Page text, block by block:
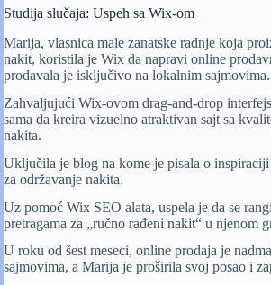
Studija slučaja: Uspeh sa Wix-om
Marija, vlasnica male zanatske radnje koja
nakit, koristila je Wix da napravi online
prodavala je isključivo na lokalnim sajmovima.
Zahvaljujući Wix-ovom drag-and-drop
sama da kreira vizuelno atraktivan sajt sa
nakita.
Uključila je blog na kome je pisala o inspiraciji
za održavanje nakita.
Uz pomoć Wix SEO alata, uspela je da se
pretragama za „ručno rađeni nakit“ u njenom
U roku od šest meseci, online prodaja je
sajmovima, a Marija je proširila svoj posao i